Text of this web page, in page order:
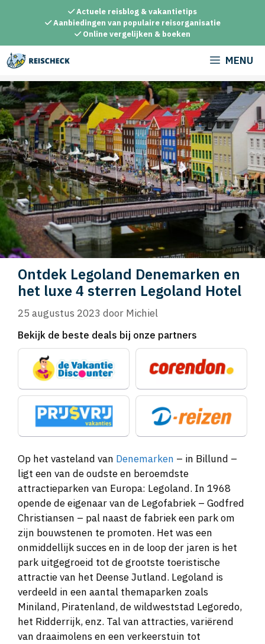
inhoud
Actuele reisblog & vakantietips
Aanbiedingen van populaire reisorganisatie
Online vergelijken & boeken
MENU
Ontdek Legoland Denemarken en
het luxe 4 sterren Legoland Hotel
25 augustus 2023 door Michiel
Bekijk de beste deals bij onze partners
Op het vasteland van Denemarken – in Billund –
ligt een van de oudste en beroemdste
attractieparken van Europa: Legoland. In 1968
opende de eigenaar van de Legofabriek – Godfred
Christiansen – pal naast de fabriek een park om
zijn bouwstenen te promoten. Het was een
onmiddellijk succes en in de loop der jaren is het
park uitgegroeid tot de grootste toeristische
attractie van het Deense Jutland. Legoland is
verdeeld in een aantal themaparken zoals
Miniland, Piratenland, de wildweststad Legoredo,
het Ridderrijk, enz. Tal van attracties, variërend
van draaimolens en een verkeerstuin tot